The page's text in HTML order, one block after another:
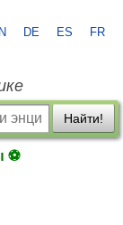
DE ES FR
Найти!
⚽